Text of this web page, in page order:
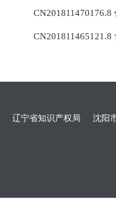
辽宁省知识产权局 沈阳